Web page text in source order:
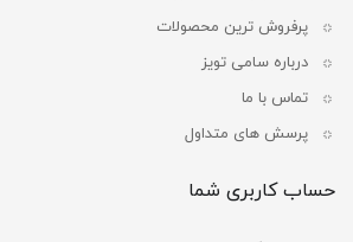
پرفروش ترین محصولات
درباره سامی تویز
تماس با ما
پرسش های متداول
حساب کاربری شما